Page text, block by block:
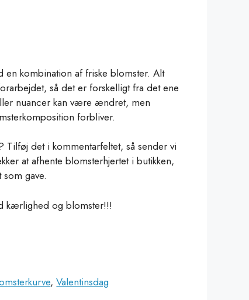
en kombination af friske blomster.Alt
så det er forskelligt fra det ene
nuancer kan være ændret, men
forbliver.
Tilføj det i kommentarfeltet, så sender vi
at afhente blomsterhjertet i butikken,
gave.
kærlighed og blomster!!!
,Valentinsdag